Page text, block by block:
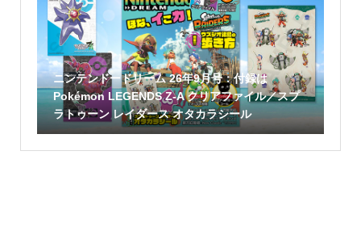
ニンテンドードリーム 26年9月号：付録は
Pokémon LEGENDS Z-A クリアファイル／スプ
ラトゥーン レイダース オタカラシール